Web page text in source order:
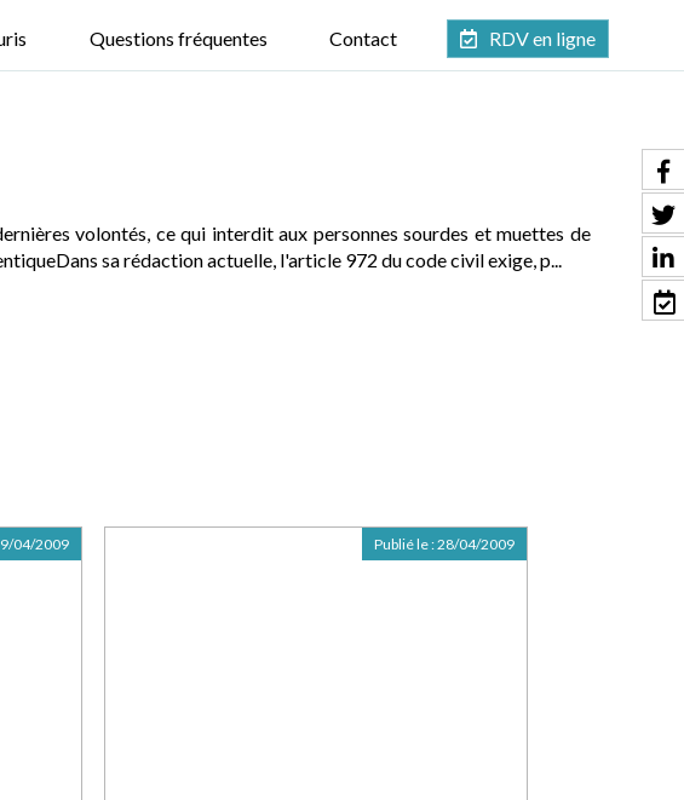
Questions fréquentes Contact RDV en ligne
volontés, ce qui interdit aux personnes sourdes et muettes de
sa rédaction actuelle, l'article 972 du code civil exige, p...
04/2009 Publié le :28/04/2009